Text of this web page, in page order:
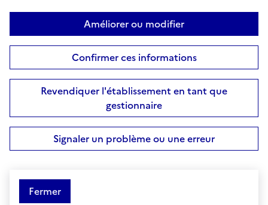
Améliorer ou modifier
Confirmer ces informations
Revendiquer l'établissement en tant que
gestionnaire
Signaler un problème ou une erreur
Fermer